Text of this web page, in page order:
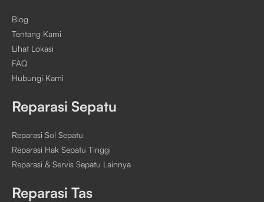
Blog
Tentang Kami
Lihat Lokasi
FAQ
Hubungi Kami
Reparasi Sepatu
Reparasi Sol Sepatu
Reparasi Hak Sepatu Tinggi
Reparasi & Servis Sepatu Lainnya
Reparasi Tas